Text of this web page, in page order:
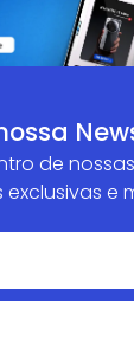
de
e